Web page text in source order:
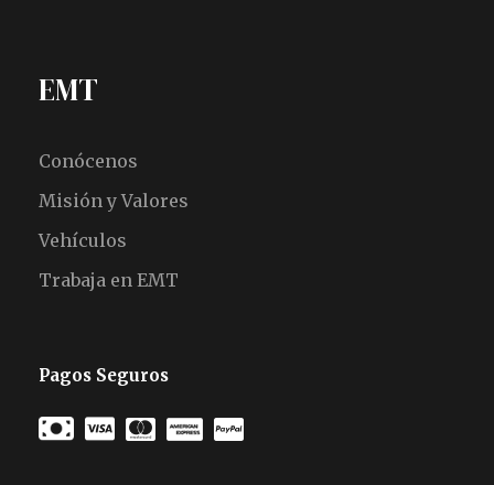
EMT
Conócenos
Misión y Valores
Vehículos
Trabaja en EMT
Pagos Seguros